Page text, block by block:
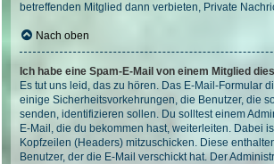
betreffenden Mitglied dann verbieten, Private
Nach oben
Ich habe eine Spam-E-Mail von einem Mitglied
Es tut uns leid, das zu hören. Das E-Mail-Formular
einige Sicherheitsvorkehrungen, die Benutzer, die
senden, identifizieren sollen. Du solltest einem
E-Mail, die du bekommen hast, weiterleiten. Dabei
Kopfzeilen (Headers) mitzuschicken. Diese
Benutzer, der die E-Mail verschickt hat. Der